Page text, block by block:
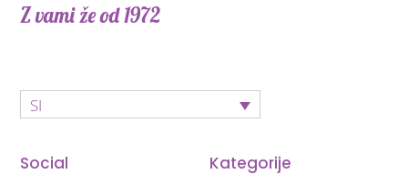
Z vami že od 1972
SI
Social Kategorije